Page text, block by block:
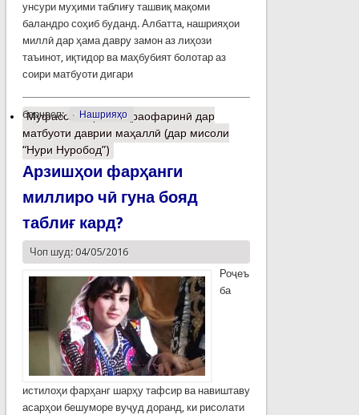
унсури муҳими таблиғу ташвиқ мақоми
баландро соҳиб буданд. Албатта, нашрияҳои
миллӣ дар ҳама давру замон аз лиҳози
таъинот, иқтидор ва маҳбубият болотар аз
соири матбуоти дигари
барчасп: Нашрияҳо
Муфассалтаро Чеҳраофаринӣ дар
матбуоти даврии маҳаллӣ (дар мисоли
“Нури Нуробод”)
Арзишҳои фарҳанги
миллиро чӣ гуна бояд
таблиғ кард?
Чоп шуд: 04/05/2016
Роҷеъ
ба
истилоҳи фарҳанг шарҳу тафсир ва навиштаву
асарҳои бешуморе вуҷуд доранд, ки рисолати